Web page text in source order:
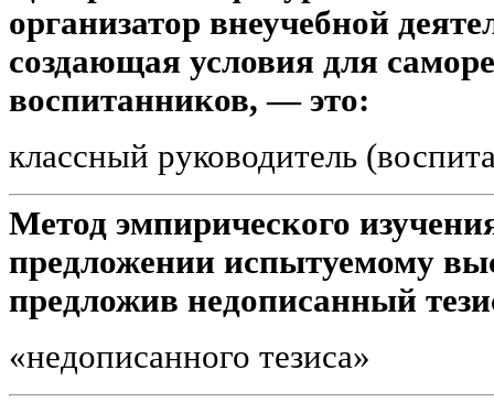
организатор внеучебной
создающая условия для
воспитанников, — это:
классный руководитель
Метод эмпирического
предложении испытуемому
предложив недописанный
«недописанного тезиса»